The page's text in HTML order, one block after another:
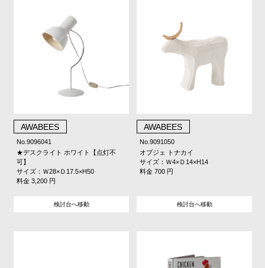
AWABEES
No.9096041
★デスクライト ホワイト【点灯不
可】
サイズ：Ｗ28×Ｄ17.5×H50
料金 3,200 円
検討台へ移動
AWABEES
No.9091050
オブジェ トナカイ
サイズ：Ｗ4×Ｄ14×H14
料金 700 円
検討台へ移動